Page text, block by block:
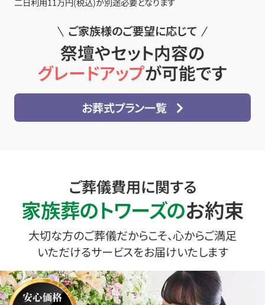
ご家族様のご要望に応じて
祭壇やセット内容の
グレードアップが可能です
お葬式プラン一覧
ご葬儀費用に関する
家族葬のトワーズのお約束
大切な方のご葬儀だからこそ、心からご満足
いただけるサービスをお届けいたします